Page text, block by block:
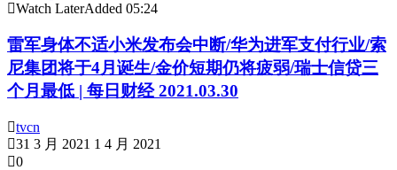
Watch LaterAdded 05:24
雷军身体不适小米发布会中断/华为进军支付行业/索
尼集团将于4月诞生/金价短期仍将疲弱/瑞士信贷三
个月最低 | 每日财经 2021.03.30
tvcn
31 3 月 2021 1 4 月 2021
0